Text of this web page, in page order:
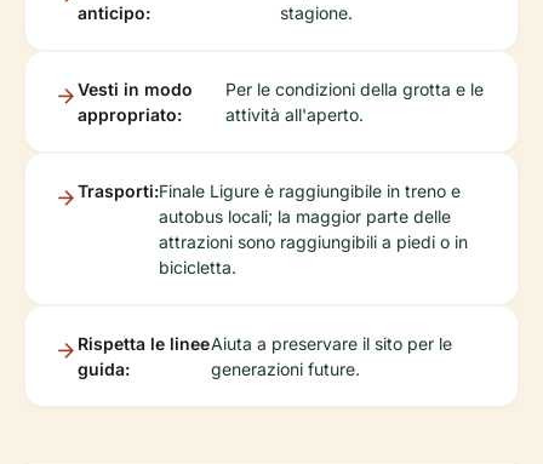
anticipo:
stagione.
Vesti in modo
appropriato:
Per le condizioni della grotta e le
attività all'aperto.
Trasporti:Finale Ligure è raggiungibile in treno e
autobus locali; la maggior parte delle
attrazioni sono raggiungibili a piedi o in
bicicletta.
Rispetta le linee
guida:
Aiuta a preservare il sito per le
generazioni future.